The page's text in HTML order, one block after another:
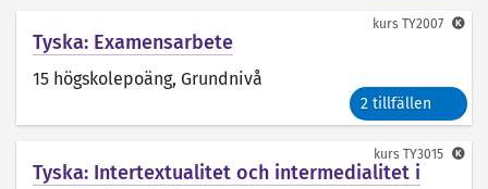
Tyska: Examensarbete
15 högskolepoäng, Grundnivå
2 tillfällen
kurs TY2007
Tyska: Intertextualitet och intermedialitet i
kurs TY3015